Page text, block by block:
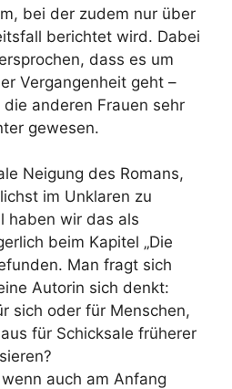
bei der zudem nur über
berichtet wird. Dabei
dass es um
Vergangenheit geht –
anderen Frauen sehr
gewesen.
Neigung des Romans,
im Unklaren zu
haben wir das als
beim Kapitel „Die
Man fragt sich
Autorin sich denkt:
sich oder für Menschen,
für Schicksale früherer
auch am Anfang